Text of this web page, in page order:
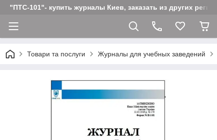
"ПТС-101"- купить журналы Киев, заказать из других
Товари та послуги Журналы для учебных заведений